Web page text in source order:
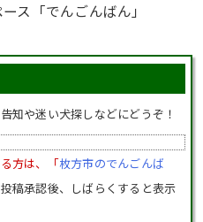
ス「でんごんばん」
知や迷い犬探しなどにどうぞ！
方は、「枚方市のでんごんば
投稿承認後、しばらくすると表示